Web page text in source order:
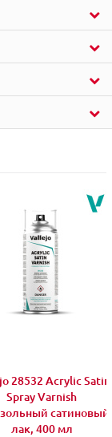
28532 Acrylic Satin
Spray Varnish
сатиновый
лак, 400 мл